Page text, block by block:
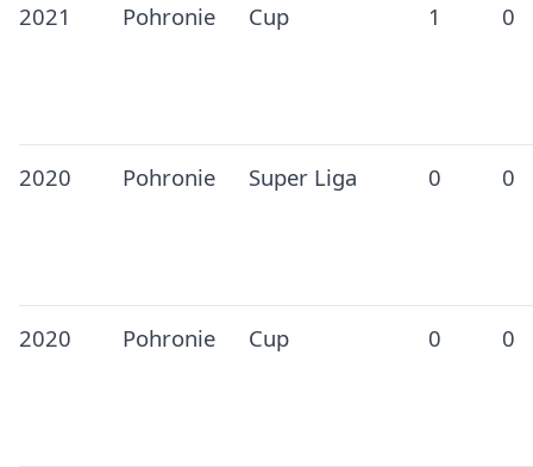
2021 Pohronie Cup 1 0
2020 Pohronie Super Liga 0 0
2020 Pohronie Cup 0 0